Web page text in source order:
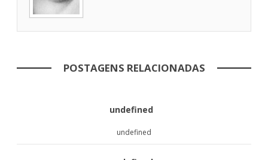
POSTAGENS RELACIONADAS
undefined
undefined